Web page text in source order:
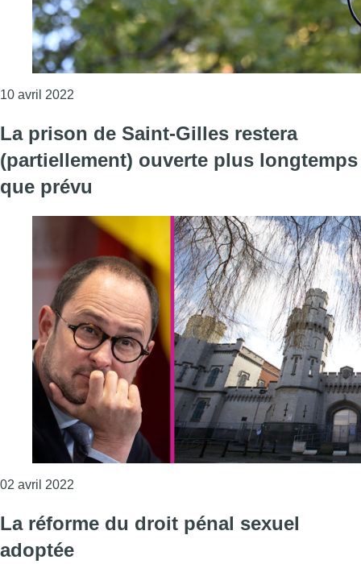
10 avril 2022
La prison de Saint-Gilles restera
(partiellement) ouverte plus longtemps
que prévu
02 avril 2022
La réforme du droit pénal sexuel
adoptée